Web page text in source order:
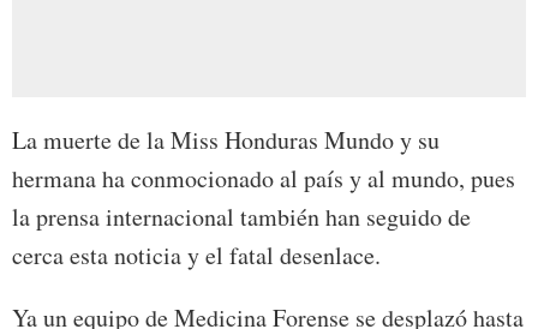
La muerte de la Miss Honduras Mundo y su
hermana ha conmocionado al país y al mundo, pues
la prensa internacional también han seguido de
cerca esta noticia y el fatal desenlace.
Ya un equipo de Medicina Forense se desplazó hasta